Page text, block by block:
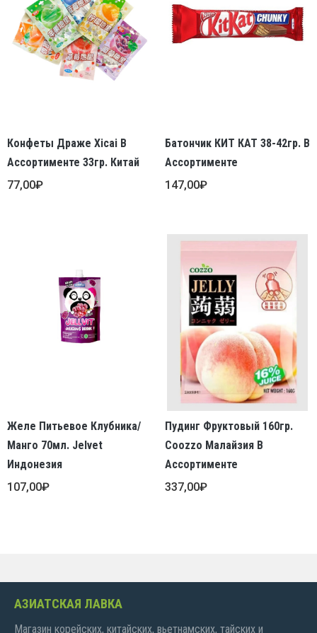
Конфеты Драже Xicai В
Ассортименте 33гр. Китай
77,00₽
Батончик КИТ КАТ 38-42гр. В
Ассортименте
147,00₽
Желе Питьевое Клубника/
Манго 70мл. Jelvet
Индонезия
107,00₽
Пудинг Фруктовый 160гр.
Coozzo Малайзия В
Ассортименте
337,00₽
АЗИАТСКАЯ ЛАВКА
Магазин корейских, китайских, вьетнамских, тайских и